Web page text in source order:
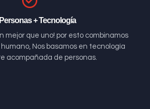
Personas + Tecnología
mejor que uno! por esto combinamos
humano, Nos basamos en tecnología
acompañada de personas.